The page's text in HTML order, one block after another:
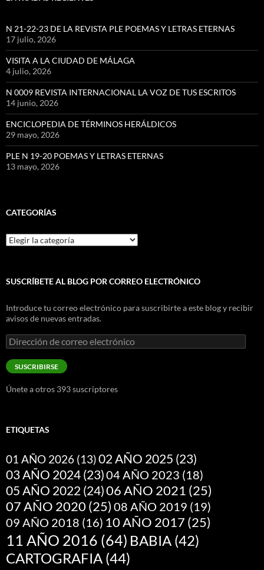
N 21-22-23 DE LA REVISTA PLE POEMAS Y LETRAS ETERNAS
17 julio, 2026
VISITA A LA CIUDAD DE MÁLAGA
4 julio, 2026
N 0009 REVISTA INTERNACIONAL LA VOZ DE TUS ESCRITOS
14 junio, 2026
ENCICLOPEDIA DE TÉRMINOS HERÁLDICOS
29 mayo, 2026
PLE N 19-20 POEMAS Y LETRAS ETERNAS
13 mayo, 2026
CATEGORÍAS
Categorías
SUSCRÍBETE AL BLOG POR CORREO ELECTRÓNICO
Introduce tu correo electrónico para suscribirte a este blog y recibir
avisos de nuevas entradas.
Dirección
de
correo
electrónico
SUSCRIBIRSE
Únete a otros 393 suscriptores
ETIQUETAS
01 AÑO 2026 (13)02 AÑO 2025 (23)
03 AÑO 2024(23)04 AÑO 2023 (18)
05 AÑO 2022 (24)06 AÑO 2021 (25)
07 AÑO 2020 (25) 08 AÑO 2019 (19)
09 AÑO 2018 (16) 10 AÑO 2017 (25)
11 AÑO 2016 (64) BABIA (42)
CARTOGRAFIA (44)